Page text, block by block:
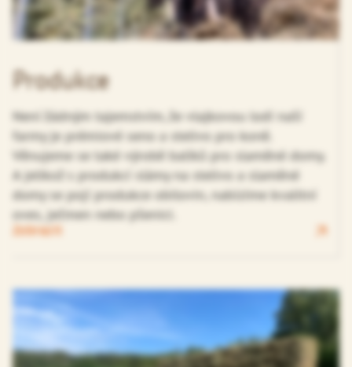
Produkce
Není žádným tajemstvím, že vlajkovou lodí naší
farmy je prémiové seno a stelivo pro koně.
Věnujeme se také výrobě balíků pro slaměné domy.
A jelikož s produkcí slámy na stelivo a slaměné
domy se pojí produkce obilovin, nabízíme kvalitní
oves, ječmen nebo pšenici.
Zobrazit